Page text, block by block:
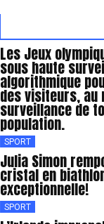
Les Jeux
sous haute
algorithmique
des visiteurs, au
surveillance de
population.
SPORT
Julia Simon
cristal en
exceptionnelle!
SPORT